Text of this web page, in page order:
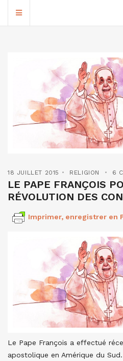
18 JUILLET 2015 RELIGION 6
LE PAPE FRANÇOIS
RÉVOLUTION DES
Imprimer, enregistrer en
Le Pape François a effectué
apostolique en Amérique du